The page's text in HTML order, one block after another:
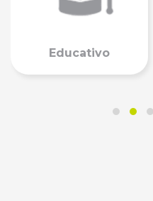
Educativo